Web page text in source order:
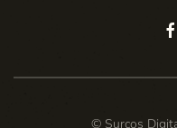
© Surcos